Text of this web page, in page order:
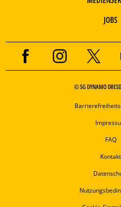
JOBS
© SG DYNAMO
FAQ
Kontakt